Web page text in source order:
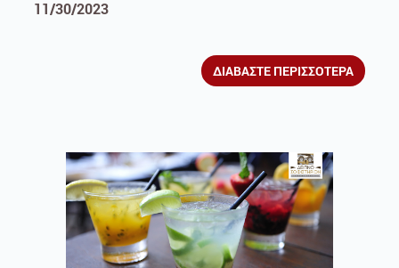
11/30/2023
ΔΙΑΒΑΣΤΕ ΠΕΡΙΣΣΟΤΕΡΑ